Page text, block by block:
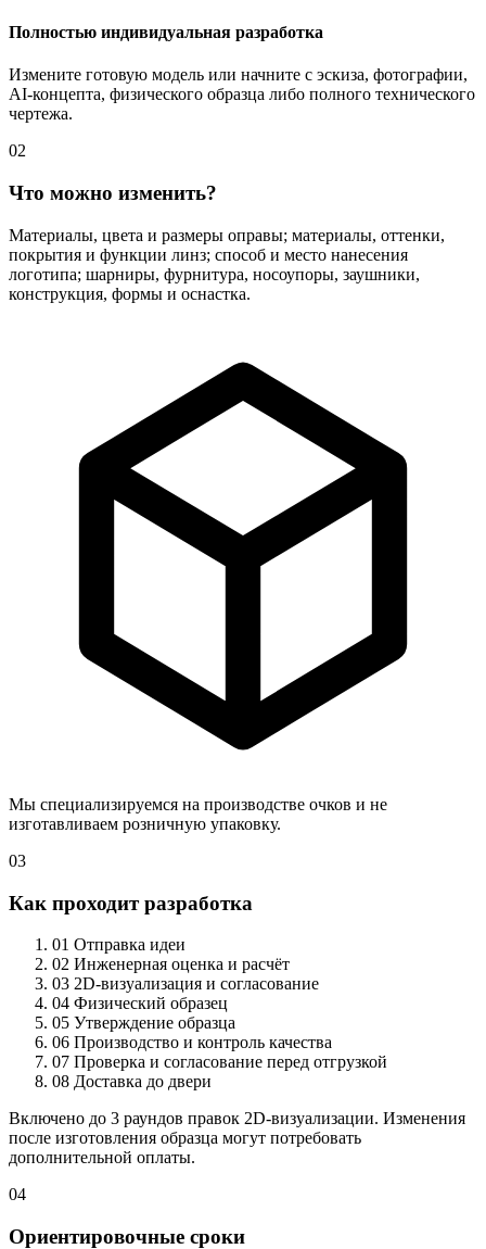
Полностью индивидуальная разработка
Измените готовую модель или начните с эскиза, фотографии,
AI-концепта, физического образца либо полного технического
чертежа.
02
Что можно изменить?
Материалы, цвета и размеры оправы; материалы, оттенки,
покрытия и функции линз; способ и место нанесения
логотипа; шарниры, фурнитура, носоупоры, заушники,
конструкция, формы и оснастка.
Мы специализируемся на производстве очков и не
изготавливаем розничную упаковку.
03
Как проходит разработка
01 Отправка идеи
02 Инженерная оценка и расчёт
03 2D-визуализация и согласование
04 Физический образец
05 Утверждение образца
06 Производство и контроль качества
07 Проверка и согласование перед отгрузкой
08 Доставка до двери
Включено до 3 раундов правок 2D-визуализации. Изменения
после изготовления образца могут потребовать
дополнительной оплаты.
04
Ориентировочные сроки